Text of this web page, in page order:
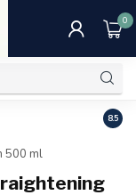
0
8.5
500 ml